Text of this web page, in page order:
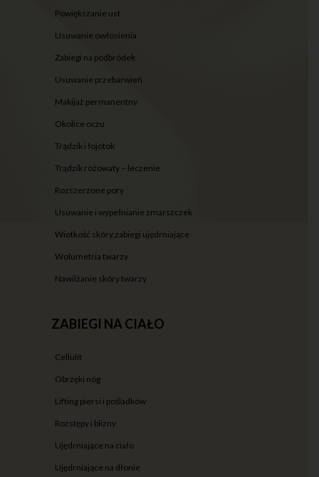
powiększanie ust
usuwanie owłosienia
zabiegi na podbródek
usuwanie przebarwień
makijaż permanentny
okolice oczu
trądzik i łojotok
trądzik różowaty – leczenie
rozszerzone pory
usuwanie i wypełnianie zmarszczek
wiotkość skóry,zabiegi ujędrniające
wolumetria twarzy
nawilżanie skóry twarzy
ZABIEGI NA CIAŁO
cellulit
obrzęki nóg
lifting piersi i pośladków
rozstępy i blizny
ujędrniające na ciało
ujędrniające na dłonie